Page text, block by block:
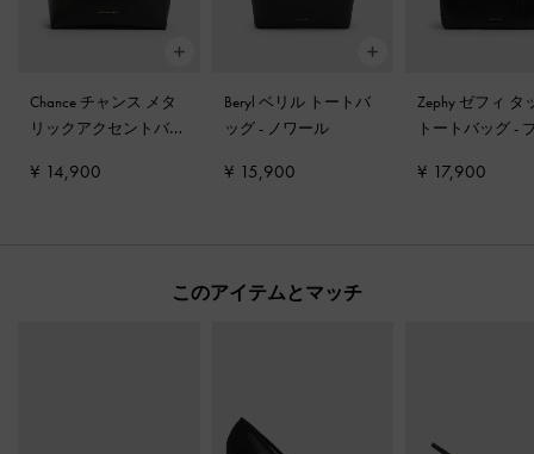
Chance チャンス メタ
リックアクセントバケ
¥ 14,900
Beryl ベリル トートバ
ッグ- ノワール
¥ 15,900
Zephy ゼフィ タ
トートバッグ-
¥ 17,900
このアイテムとマッチ